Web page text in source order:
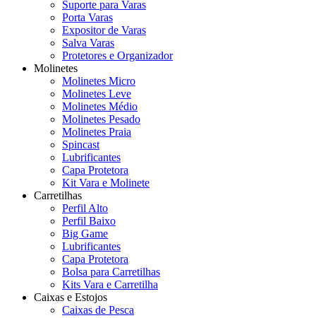
Suporte para Varas
Porta Varas
Expositor de Varas
Salva Varas
Protetores e Organizador
Molinetes
Molinetes Micro
Molinetes Leve
Molinetes Médio
Molinetes Pesado
Molinetes Praia
Spincast
Lubrificantes
Capa Protetora
Kit Vara e Molinete
Carretilhas
Perfil Alto
Perfil Baixo
Big Game
Lubrificantes
Capa Protetora
Bolsa para Carretilhas
Kits Vara e Carretilha
Caixas e Estojos
Caixas de Pesca